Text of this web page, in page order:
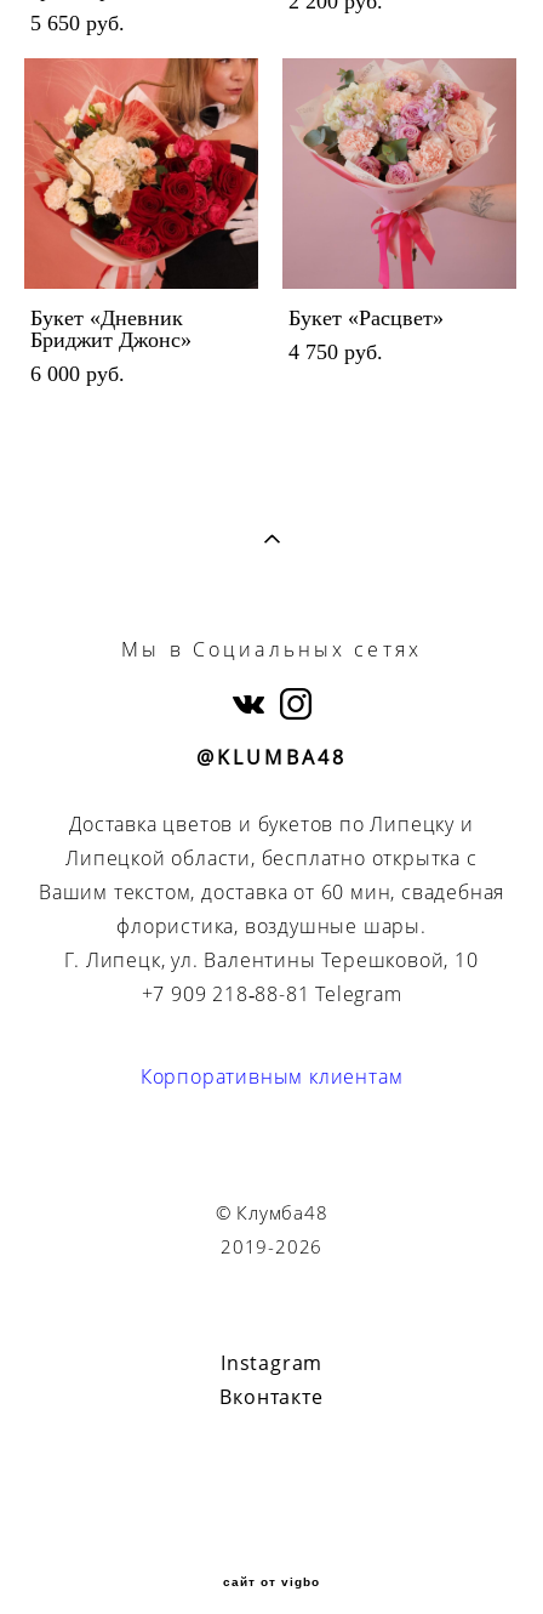
5 650 pуб.
Букет «Дневник
Бриджит Джонс»
6 000 pуб.
Букет «Расцвет»
4 750 pуб.
Мы в Социальных сетях
@KLUMBA48
Доставка цветов и букетов по Липецку и
Липецкой области, бесплатно открытка с
Вашим текстом, доставка от 60 мин, свадебная
флористика, воздушные шары.
Г. Липецк, ул. Валентины Терешковой, 10
+7 909 218‑88-81 Telegram
Корпоративным клиентам
© Клумба48
2019-2026
Instagram
Вконтакте
сайт от vigbo